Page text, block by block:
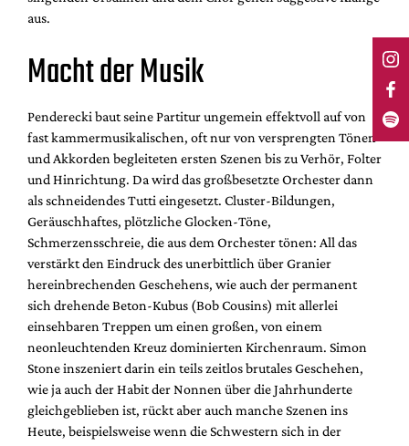
aus.
Macht der Musik
Penderecki baut seine Partitur ungemein effektvoll auf von
fast kammermusikalischen, oft nur von versprengten Tönen
und Akkorden begleiteten ersten Szenen bis zu Verhör, Folter
und Hinrichtung. Da wird das großbesetzte Orchester dann
als schneidendes Tutti eingesetzt. Cluster-Bildungen,
Geräuschhaftes, plötzliche Glocken-Töne,
Schmerzensschreie, die aus dem Orchester tönen: All das
verstärkt den Eindruck des unerbittlich über Granier
hereinbrechenden Geschehens, wie auch der permanent
sich drehende Beton-Kubus (Bob Cousins) mit allerlei
einsehbaren Treppen um einen großen, von einem
neonleuchtenden Kreuz dominierten Kirchenraum. Simon
Stone inszeniert darin ein teils zeitlos brutales Geschehen,
wie ja auch der Habit der Nonnen über die Jahrhunderte
gleichgeblieben ist, rückt aber auch manche Szenen ins
Heute, beispielsweise wenn die Schwestern sich in der